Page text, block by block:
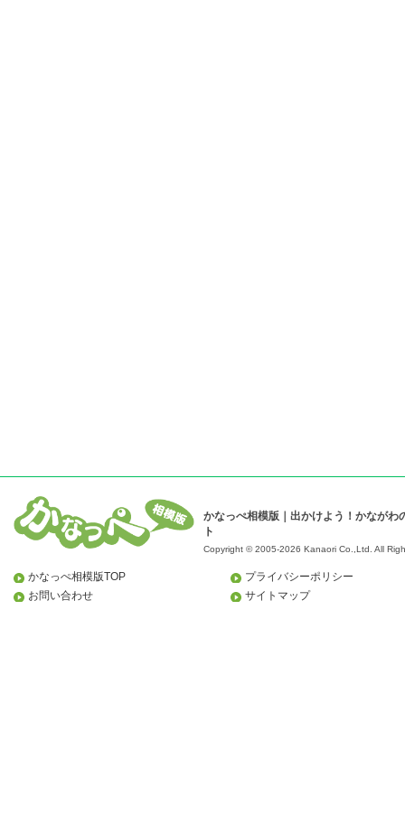
かなっぺ相模版｜出かけよう！かながわ
ト
Copyright © 2005-2026 Kanaori Co.,Ltd. All
かなっぺ相模版TOP
お問い合わせ
プライバシーポリシー
サイトマップ